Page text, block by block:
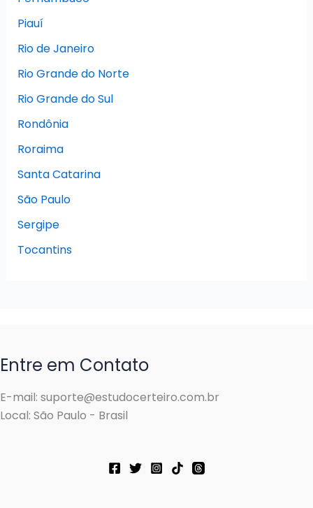
Piauí
Rio de Janeiro
Rio Grande do Norte
Rio Grande do Sul
Rondônia
Roraima
Santa Catarina
São Paulo
Sergipe
Tocantins
Entre em Contato
E-mail: suporte@estudocerteiro.com.br
Local: São Paulo - Brasil